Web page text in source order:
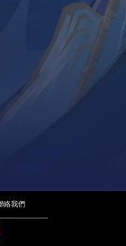
絡我們